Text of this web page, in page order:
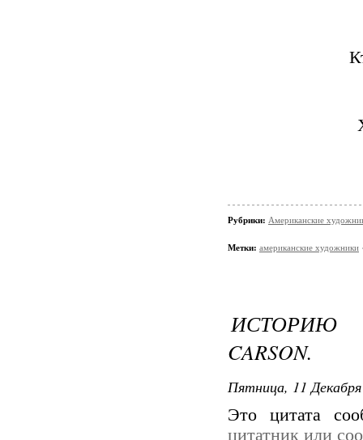
Рубрики: Американские
Метки: американские художники
ИСТОРИЮ
CARSON.
Пятница, 11
Это цитата
цитатник или